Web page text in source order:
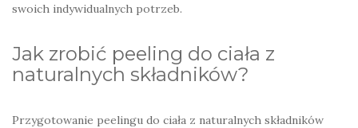
swoich indywidualnych potrzeb.
Jak zrobić peeling do ciała z
naturalnych składników?
Przygotowanie peelingu do ciała z naturalnych składników